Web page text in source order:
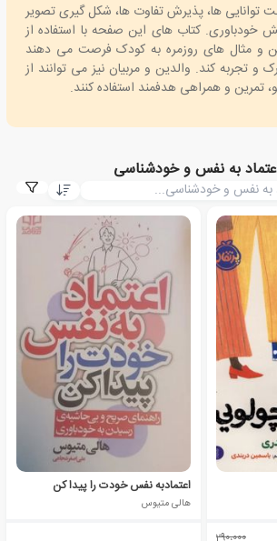
توانایی ها، پذیرش تفاوت ها، شکل گیری تصویر
خودباوری. کتاب های این صفحه با استفاده از
و مثال های روزمره به کودک فرصت می دهند
و تجربه کند. والدین و مربیان نیز می توانند از
تمرین و همراهی هدفمند استفاده کنند.
به نفس و خودشناسی
اعتمادبه نفس خودت را پیدا کن
هالی متیوس